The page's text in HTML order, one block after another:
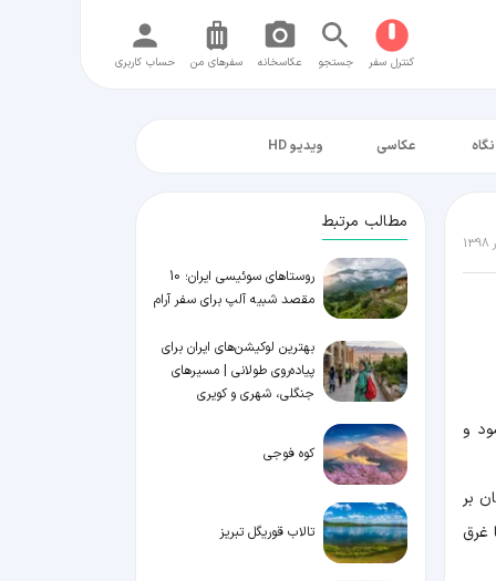
کنترل سفر جستجو عکاسخانه سفر‌های من حساب کاربری
عکاسی ویدیو HD
و
بر
غرق
مطالب مرتبط
روستاهای سوئیسی ایران؛ 10
مقصد شبیه آلپ برای سفر آرام
بهترین لوکیشن‌های ایران برای
پیاده‌روی طولانی | مسیرهای
جنگلی، شهری و کویری
کوه فوجی
تالاب قوریگل تبریز